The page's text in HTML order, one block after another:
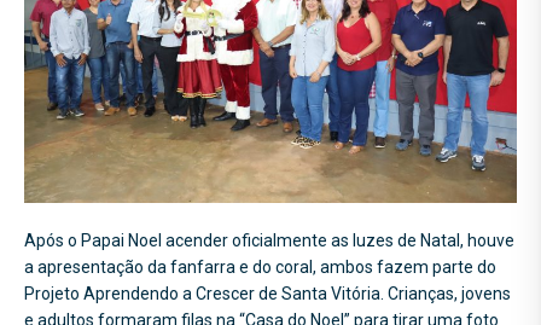
Após o Papai Noel acender oficialmente as luzes de Natal, houve
a apresentação da fanfarra e do coral, ambos fazem parte do
Projeto Aprendendo a Crescer de Santa Vitória. Crianças, jovens
e adultos formaram filas na “Casa do Noel” para tirar uma foto